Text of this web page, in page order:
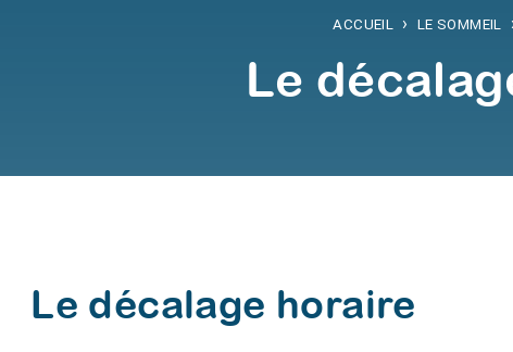
ACCUEIL › LE SOMMEIL
Le
Le décalage horaire